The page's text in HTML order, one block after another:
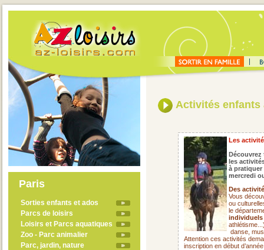
Paris
Sorties enfants et ados
Parcs de loisirs
Loisirs et Parcs aquatiques
Zoo - Parc animalier
Parc, jardin, nature
Activités enfants
Les
les
à pratiquer
mercredi
Des
Vous
ou
le
individuels
danse,
Attention ces activités
inscription en début